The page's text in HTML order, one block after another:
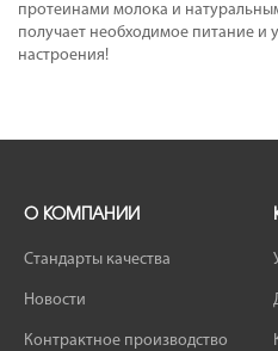
протеинами молока и
получает необходимое питание и
настроения!
О КОМПАНИИ
Стандарты качества
Новости
Контрактное производство